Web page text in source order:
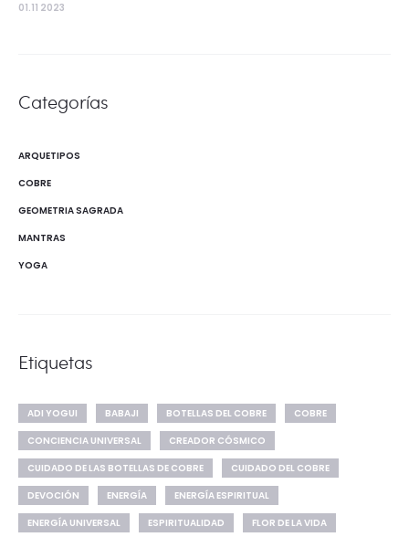
01.11 2023
Categorías
ARQUETIPOS
COBRE
GEOMETRIA SAGRADA
MANTRAS
YOGA
Etiquetas
ADI YOGUI BABAJI BOTELLAS DEL COBRE
COBRE
CONCIENCIA UNIVERSAL
CREADOR CÓSMICO
CUIDADO DE LAS BOTELLAS DE COBRE
CUIDADO DEL COBRE
DEVOCIÓN
ENERGÍA
ENERGÍA ESPIRITUAL
ENERGÍA UNIVERSAL
ESPIRITUALIDAD
FLOR DE LA VIDA